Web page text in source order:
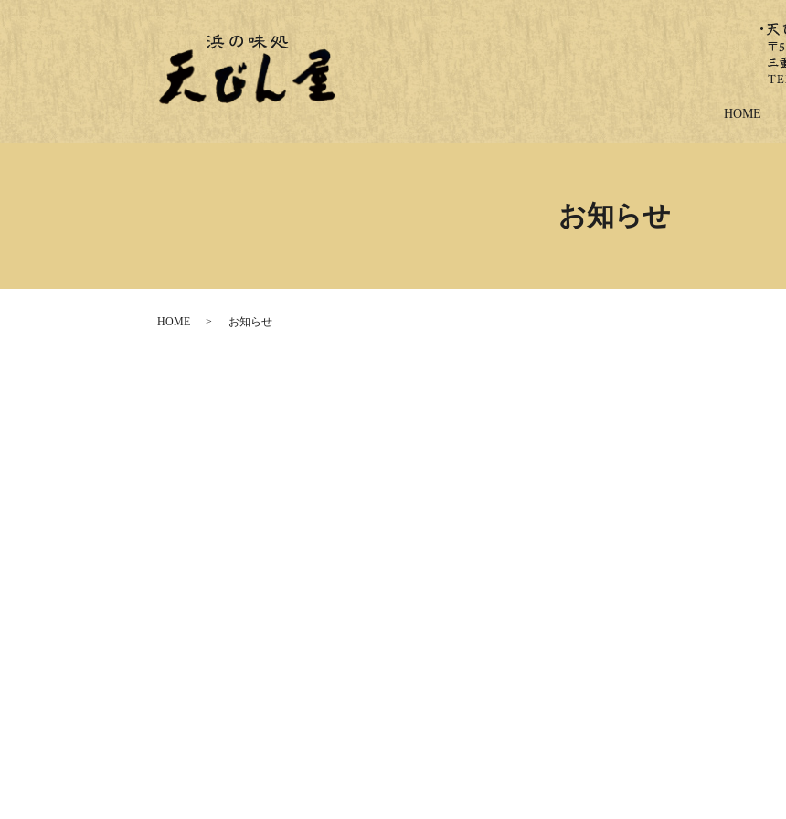
HOME
お知らせ
HOME お知らせ